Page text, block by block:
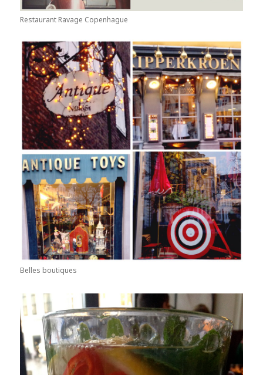
Restaurant Ravage Copenhague
Belles boutiques